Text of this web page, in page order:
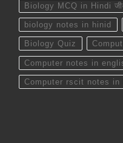
Biology MCQ in Hindi जीव
biology notes in hinid
Biology Quiz
Computer notes in
Computer rscit notes in